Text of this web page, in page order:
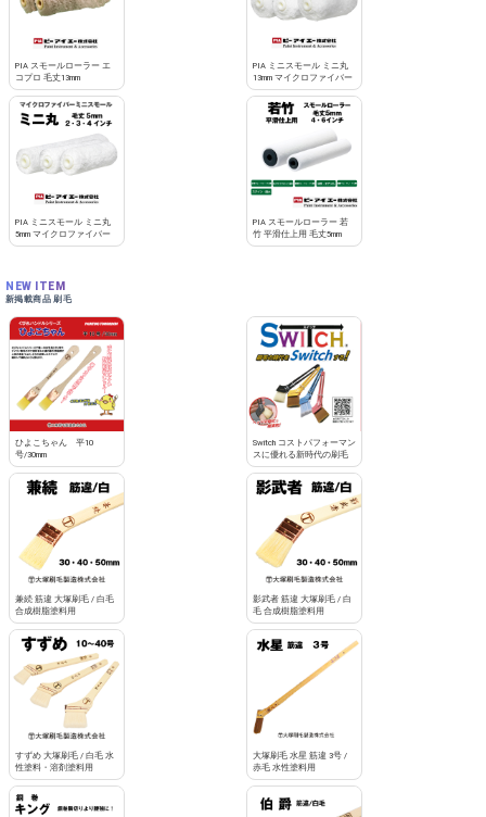
PIA スモールローラー エ
コプロ 毛丈13mm
PIA ミニスモール ミニ丸
13mm マイクロファイバー
PIA ミニスモール ミニ丸
5mm マイクロファイバー
PIA スモールローラー 若
竹 平滑仕上用 毛丈5mm
NEW ITEM
新掲載商品 刷毛
ひよこちゃん 平10
号/30mm
Switch コストパフォーマン
スに優れる新時代の刷毛
兼続 筋違 大塚刷毛 / 白毛
合成樹脂塗料用
影武者 筋違 大塚刷毛 / 白
毛 合成樹脂塗料用
すずめ 大塚刷毛 / 白毛 水
性塗料・溶剤塗料用
大塚刷毛 水星 筋違 3号 /
赤毛 水性塗料用